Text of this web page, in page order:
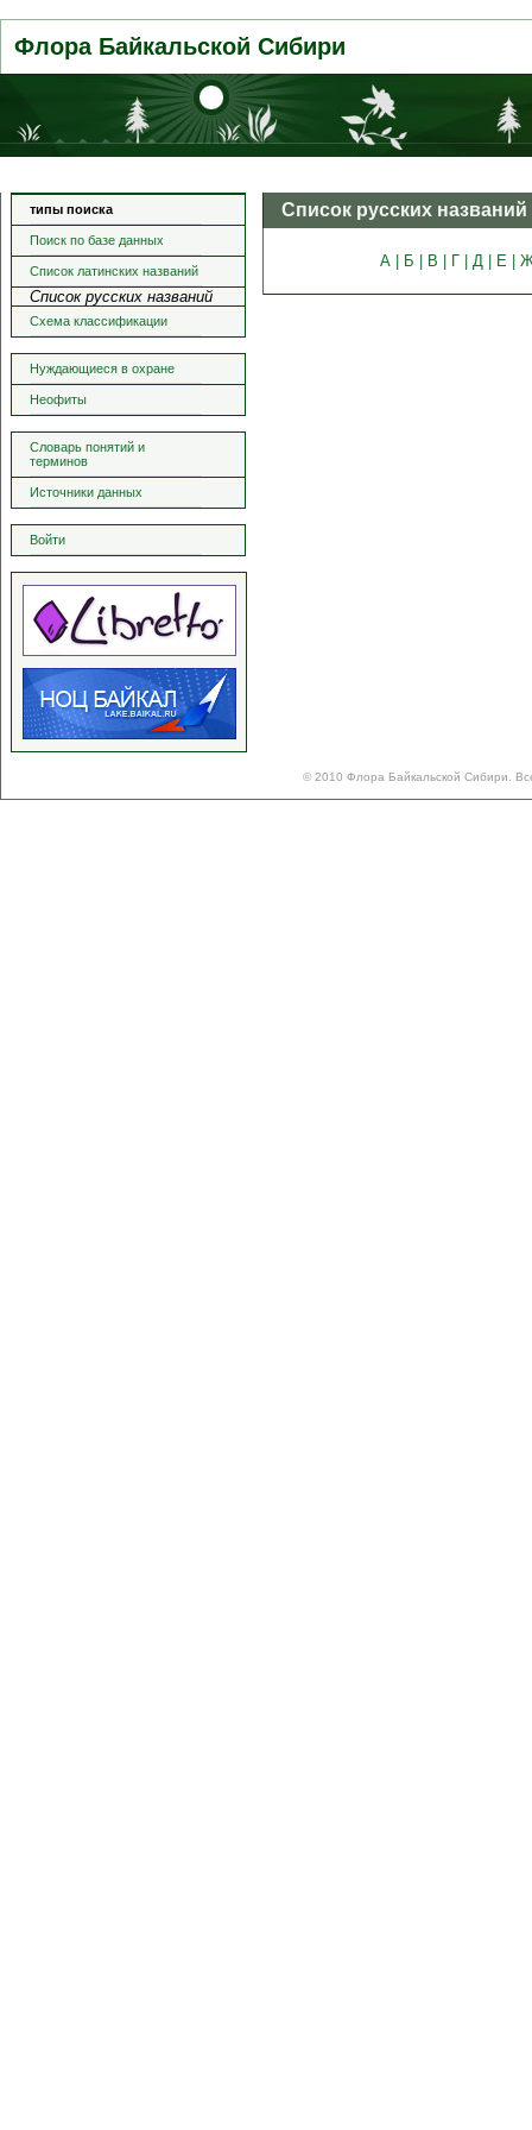
Флора Байкальской Сибири
типы поиска
Поиск по базе данных
Список латинских названий
Список русских названий
Схема классификации
Нуждающиеся в охране
Неофиты
Словарь понятий и
терминов
Источники данных
Войти
Список русских названий
А | Б | В | Г | Д | Е |
© 2010 Флора Байкальской Сибири.